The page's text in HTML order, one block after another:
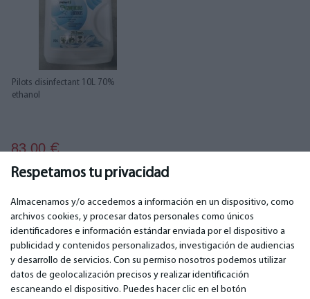
Respetamos tu privacidad
Almacenamos y/o accedemos a información en un dispositivo, como
archivos cookies, y procesar datos personales como únicos
identificadores e información estándar enviada por el dispositivo a
publicidad y contenidos personalizados, investigación de audiencias
y desarrollo de servicios. Con su permiso nosotros podemos utilizar
datos de geolocalización precisos y realizar identificación
escaneando el dispositivo. Puedes hacer clic en el botón
Pilots disinfectant 10L 70%
ethanol
83.00€
IMPORTANTE
Servicios de garantía
CONTACTOS
Teléfono. +349 36940118
email: info@bm.lv